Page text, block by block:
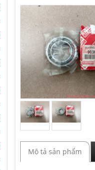
Mô tả sản phẩm